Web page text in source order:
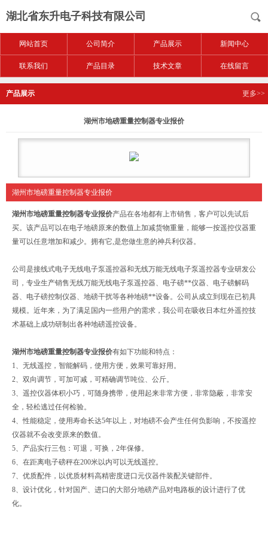
湖北省东升电子科技有限公司
网站首页 公司简介 产品展示 新闻中心
联系我们 产品目录 技术文章 在线留言
产品展示 更多>>
湖州市地磅重量控制器专业报价
湖州市地磅重量控制器专业报价
湖州市地磅重量控制器专业报价产品在各地都有上市销售，客户可以先试后
买。该产品可以在电子地磅原来的数值上加减货物重量，能够一按遥控仪器重
量可以任意增加和减少。拥有它,是您做生意的神兵利仪器。
公司是接线式电子无线电子泵遥控器和无线万能无线电子泵遥控器专业研发公
司，专业生产销售无线万能无线电子泵遥控器、电子磅**仪器、电子磅解码
器、电子磅控制仪器、地磅干扰等各种地磅**设备。公司从成立到现在已初具
规模。近年来，为了满足国内一些用户的需求，我公司在吸收日本红外遥控技
术基础上成功研制出各种地磅遥控设备。
湖州市地磅重量控制器专业报价有如下功能和特点：
1、无线遥控，智能解码，使用方便，效果可靠好用。
2、双向调节，可加可减，可精确调节吨位、公斤。
3、遥控仪器体积小巧，可随身携带，使用起来非常方便，非常隐蔽，非常安
全，轻松逃过任何检验。
4、性能稳定，使用寿命长达5年以上，对地磅不会产生任何负影响，不按遥控
仪器就不会改变原来的数值。
5、产品实行三包：可退，可换，2年保修。
6、在距离电子磅秤在200米以内可以无线遥控。
7、优质配件，以优质材料高精密度进口元仪器件装配关键部件。
8、设计优化，针对国产、进口的大部分地磅产品对电路板的设计进行了优
化。